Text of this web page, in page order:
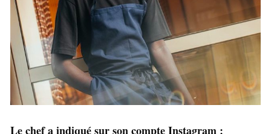
Le chef a indiqué sur son compte Instagram :